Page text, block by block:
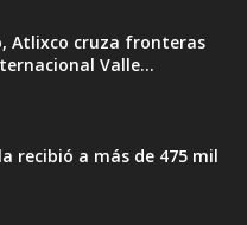
Atlixco cruza fronteras
Valle...
recibió a más de 475 mil